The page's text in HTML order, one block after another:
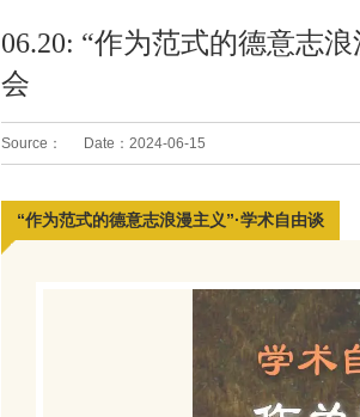
06.20: “作为范式的德意志
会
Source： Date： 2024-06-15
“作为范式的德意志浪漫主义”·学术自由谈